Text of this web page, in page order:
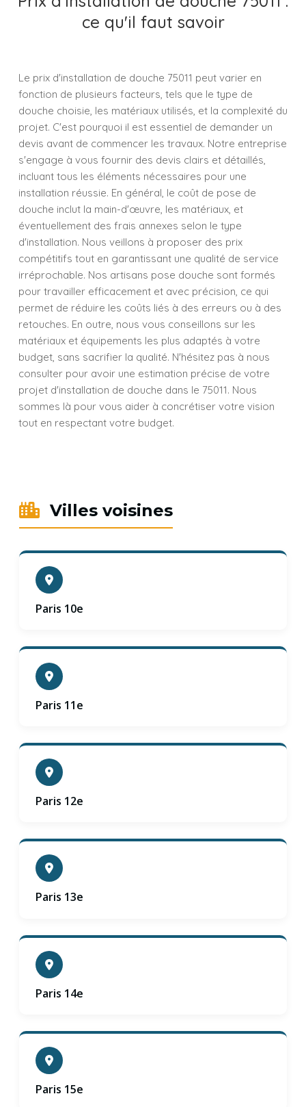
ce qu'il faut savoir
Le prix d'installation de douche 75011 peut varier en
fonction de plusieurs facteurs, tels que le type de
douche choisie, les matériaux utilisés, et la complexité du
projet. C'est pourquoi il est essentiel de demander un
devis avant de commencer les travaux. Notre entreprise
s'engage à vous fournir des devis clairs et détaillés,
incluant tous les éléments nécessaires pour une
installation réussie. En général, le coût de pose de
douche inclut la main-d'œuvre, les matériaux, et
éventuellement des frais annexes selon le type
d'installation. Nous veillons à proposer des prix
compétitifs tout en garantissant une qualité de service
irréprochable. Nos artisans pose douche sont formés
pour travailler efficacement et avec précision, ce qui
permet de réduire les coûts liés à des erreurs ou à des
retouches. En outre, nous vous conseillons sur les
matériaux et équipements les plus adaptés à votre
budget, sans sacrifier la qualité. N'hésitez pas à nous
consulter pour avoir une estimation précise de votre
projet d'installation de douche dans le 75011. Nous
sommes là pour vous aider à concrétiser votre vision
tout en respectant votre budget.
Villes voisines
Paris 10e
Paris 11e
Paris 12e
Paris 13e
Paris 14e
Paris 15e